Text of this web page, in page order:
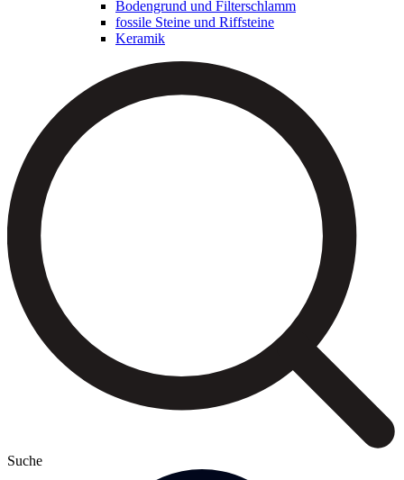
Bodengrund und Filterschlamm
fossile Steine und Riffsteine
Keramik
Suche